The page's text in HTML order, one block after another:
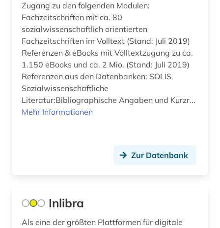
theologie (2)
theorie (1)
umwelt (1)
umweltwissenschaften (1)
unterhaltung (1)
unternehmen (1)
verhaltenswissenschaften (1)
vernetzung (1)
Zugang zu den folgenden Modulen:
Fachzeitschriften mit ca. 80
sozialwissenschaftlich orientierten
Fachzeitschriften im Volltext (Stand: Juli 2019)
Referenzen & eBooks mit Volltextzugang zu ca.
1.150 eBooks und ca. 2 Mio. (Stand: Juli 2019)
Referenzen aus den Datenbanken: SOLIS
Sozialwissenschaftliche
Literatur:Bibliographische Angaben und Kurzr...
Mehr Informationen
Zur Datenbank
Inlibra
Als eine der größten Plattformen für digitale